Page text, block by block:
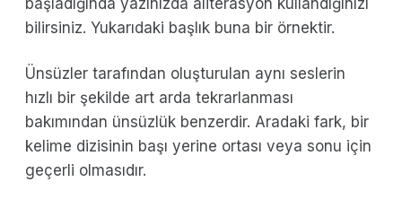
bilirsiniz. Yukarıdaki başlık buna bir örnektir.
Ünsüzler tarafından oluşturulan aynı seslerin
hızlı bir şekilde art arda tekrarlanması
bakımından ünsüzlük benzerdir. Aradaki fark, bir
kelime dizisinin başı yerine ortası veya sonu için
geçerli olmasıdır.